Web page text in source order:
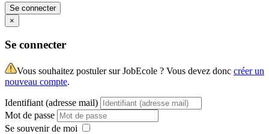
Se connecter
×
Se connecter
Vous souhaitez postuler sur JobEcole ? Vous devez donc créer un
nouveau compte.
Identifiant (adresse mail)
Mot de passe
Se souvenir de moi